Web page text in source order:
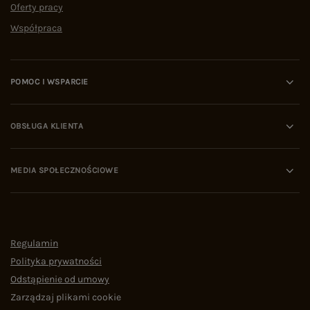
Oferty pracy
Współpraca
POMOC I WSPARCIE
OBSŁUGA KLIENTA
MEDIA SPOŁECZNOŚCIOWE
Regulamin
Polityka prywatności
Odstąpienie od umowy
Zarządzaj plikami cookie